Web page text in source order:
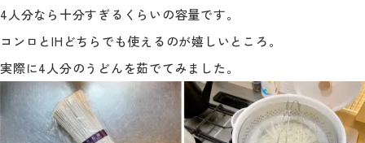
4人分なら十分すぎるくらいの容量です。
コンロとIHどちらでも使えるのが嬉しいところ。
実際に4人分のうどんを茹でてみました。